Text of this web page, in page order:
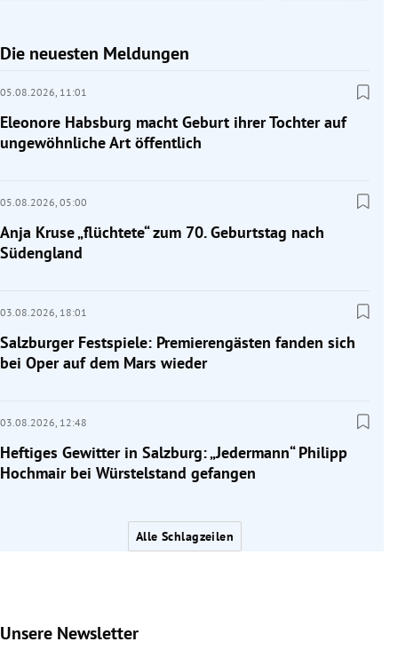
Die neuesten Meldungen
05.08.2026, 11:01
Eleonore Habsburg macht Geburt ihrer Tochter auf
ungewöhnliche Art öffentlich
05.08.2026, 05:00
Anja Kruse „flüchtete“ zum 70. Geburtstag nach
Südengland
03.08.2026, 18:01
Salzburger Festspiele: Premierengästen fanden sich
bei Oper auf dem Mars wieder
03.08.2026, 12:48
Heftiges Gewitter in Salzburg: „Jedermann“ Philipp
Hochmair bei Würstelstand gefangen
Alle Schlagzeilen
Unsere Newsletter
Slide 1 von 6